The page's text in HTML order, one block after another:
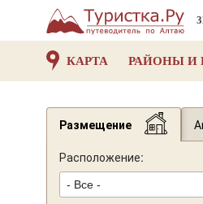
КАРТА РАЙОНЫ И
Размещение
Расположение: